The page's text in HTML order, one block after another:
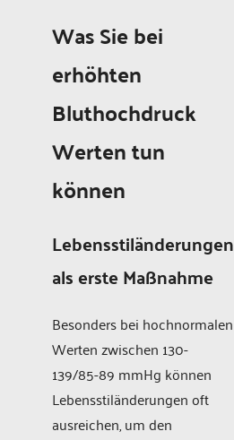
Was Sie bei
erhöhten
Bluthochdruck
Werten tun
können
Lebensstiländerungen
als erste Maßnahme
Besonders bei hochnormalen
Werten zwischen 130-
139/85-89 mmHg können
Lebensstiländerungen oft
ausreichen, um den